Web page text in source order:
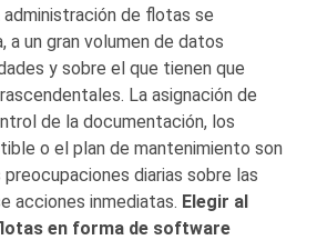
de flotas se
a un gran volumen de datos
y sobre el que tienen que
La asignación de
de la documentación, los
o el plan de mantenimiento son
diarias sobre las
acciones inmediatas. Elegir al
en forma de software